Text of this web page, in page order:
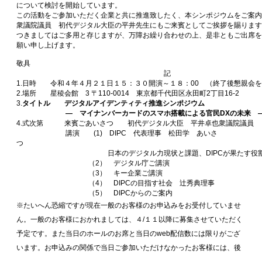
について検討を開始しています。
この活動をご参加いただく企業と共に推進致したく、本シンポジウムをご案
衆議院議員 初代デジタル大臣の平井先生にもご来賓としてご挨拶を賜りま
つきましてはご多用と存じますが、万障お繰り合わせの上、是非ともご出席
願い申し上げます
敬具
記
1.日時 令和４年４月２１日１５：３０開演～１８：00 （終了後懇親会
2.場所 星稜会館 3 〒110-0014 東京都千代田区永田町2丁目16-2
3.タイトル デジタルアイデンティティ推進シンポジウム
― マイナンバーカードのスマホ搭載による官民DXの未来
4.式次第 来賓ごあいさつ 初代デジタル大臣 平井卓也衆議院議員
講演 (1) DIPC 代表理事 松田学 あいさ
つ
日本のデジタル力現状と課題、DIPCが果たす
（2） デジタル庁ご講演
（3） キー企業ご講演
（4） DIPCの目指す社会 辻秀典理事
（5） DIPCからのご案内
※たいへん恐縮ですが現在一般のお客様のお申込みをお受付していませ
ん。一般のお客様におかれましては、４/１１以降に募集させていただく
予定です。また当日のホールのお席と当日のweb配信数には限りがござ
います。お申込みの関係で当日ご参加いただけなかったお客様には、後